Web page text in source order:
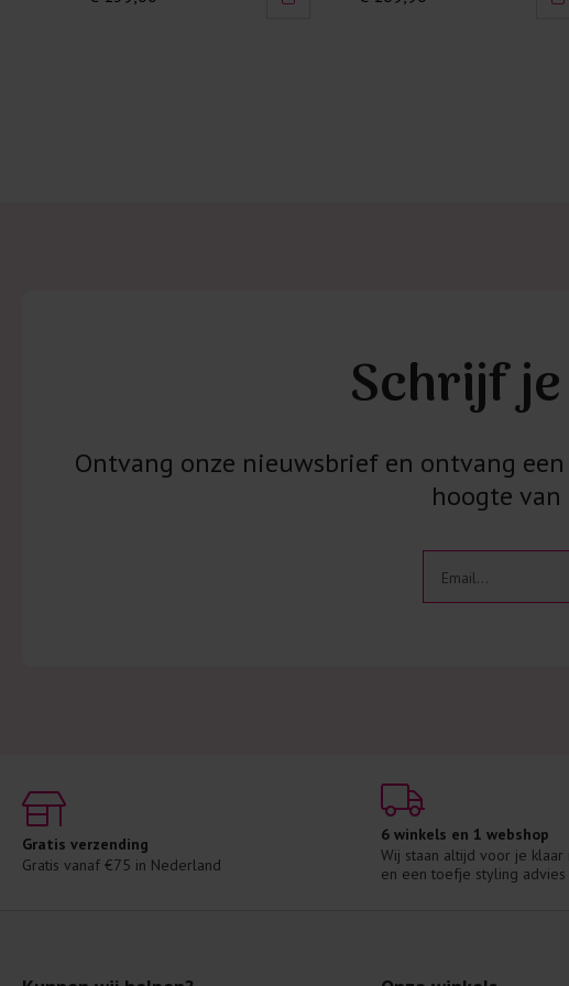
Schrijf
Ontvang onze nieuwsbrief en ontvang
hoogte
Gratis verzending
Gratis vanaf €75 in Nederland
6 winkels en 1 webshop
Wij staan altijd voor je
en een toefje styling advies